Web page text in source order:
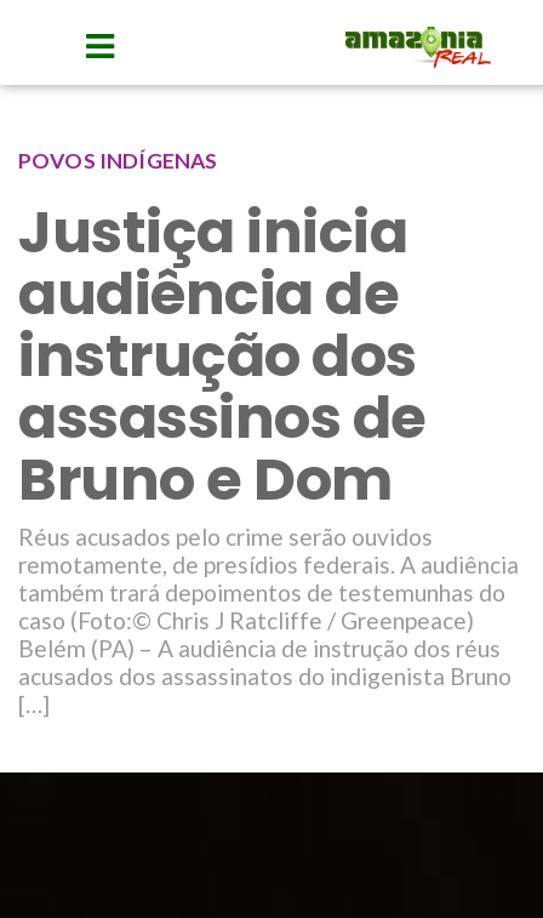
POVOS INDÍGENAS
Justiça inicia
audiência de
instrução dos
assassinos de
Bruno e Dom
Réus acusados pelo crime serão ouvidos
remotamente, de presídios federais. A audiência
também trará depoimentos de testemunhas do
caso (Foto:© Chris J Ratcliffe / Greenpeace)
Belém (PA) – A audiência de instrução dos réus
acusados dos assassinatos do indigenista Bruno
[…]